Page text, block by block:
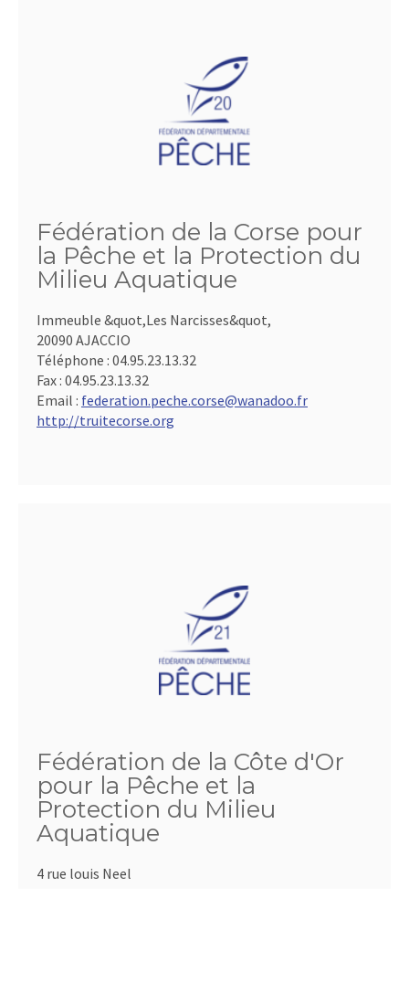
Fédération de la Corse pour
la Pêche et la Protection du
Milieu Aquatique
Immeuble &quot,Les Narcisses&quot,
20090 AJACCIO
Téléphone : 04.95.23.13.32
Fax : 04.95.23.13.32
Email : federation.peche.corse@wanadoo.fr
http://truitecorse.org
Fédération de la Côte d'Or
pour la Pêche et la
Protection du Milieu
Aquatique
4 rue louis Neel